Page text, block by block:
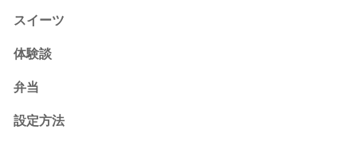
スイーツ
体験談
弁当
設定方法